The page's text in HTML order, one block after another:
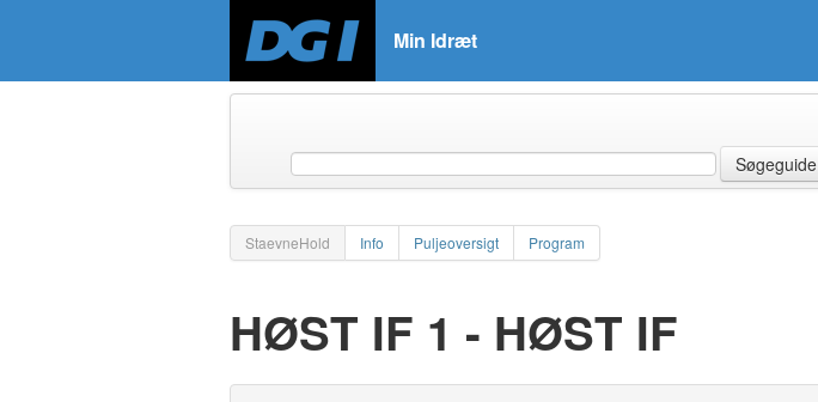
Min Idræt
Søgeguide
StaevneHold Info Puljeoversigt Program
HØST IF 1 - HØST IF